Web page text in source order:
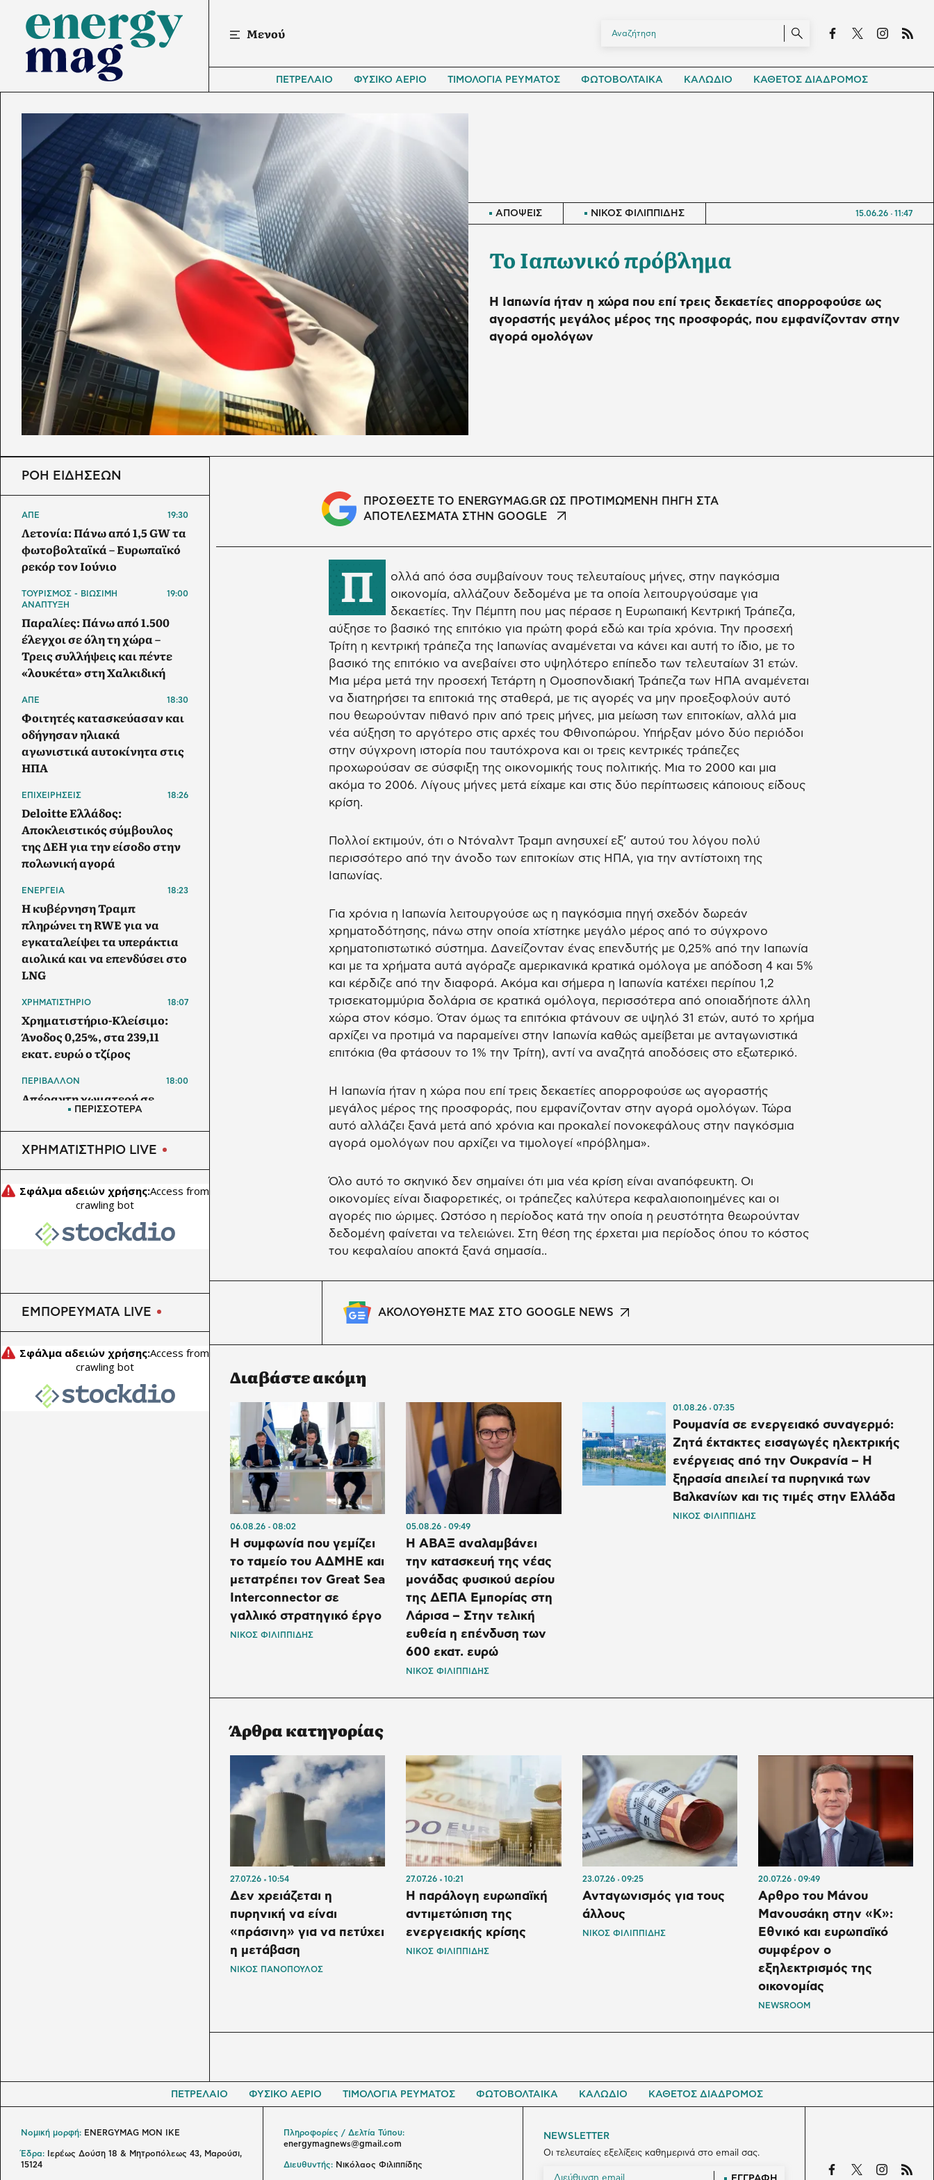
Μενού
ΠΕΤΡΕΛΑΙΟ ΦΥΣΙΚΟ ΑΕΡΙΟ ΤΙΜΟΛΟΓΙΑ ΡΕΥΜΑΤΟΣ ΦΩΤΟΒΟΛΤΑΙΚΑ ΚΑΛΩΔΙΟ ΚΑΘΕΤΟΣ ΔΙΑΔΡΟΜΟΣ
ΑΠΟΨΕΙΣ ΝΙΚΟΣ ΦΙΛΙΠΠΙΔΗΣ 15.06.26 11:47
Το Ιαπωνικό πρόβλημα
Η Ιαπωνία ήταν η χώρα που επί τρεις δεκαετίες απορροφούσε ως
αγοραστής μεγάλος μέρος της προσφοράς, που εμφανίζονταν στην
αγορά ομολόγων
ΠΡΟΣΘΕΣΤΕ ΤΟ ENERGYMAG.GR ΩΣ ΠΡΟΤΙΜΩΜΕΝΗ ΠΗΓΗ ΣΤΑ
ΑΠΟΤΕΛΕΣΜΑΤΑ ΣΤΗΝ GOOGLE
Π
ολλά από όσα συμβαίνουν τους τελευταίους μήνες, στην παγκόσμια
οικονομία, αλλάζουν δεδομένα με τα οποία λειτουργούσαμε για
δεκαετίες. Την Πέμπτη που μας πέρασε η Ευρωπαική Κεντρική Τράπεζα,
αύξησε το βασικό της επιτόκιο για πρώτη φορά εδώ και τρία χρόνια. Την προσεχή
Τρίτη η κεντρική τράπεζα της Ιαπωνίας αναμένεται να κάνει και αυτή το ίδιο, με το
βασικό της επιτόκιο να ανεβαίνει στο υψηλότερο επίπεδο των τελευταίων 31 ετών.
Μια μέρα μετά την προσεχή Τετάρτη η Ομοσπονδιακή Τράπεζα των ΗΠΑ αναμένεται
να διατηρήσει τα επιτοκιά της σταθερά, με τις αγορές να μην προεξοφλούν αυτό
που θεωρούνταν πιθανό πριν από τρεις μήνες, μια μείωση των επιτοκίων, αλλά μια
νέα αύξηση το αργότερο στις αρχές του Φθινοπώρου. Υπήρξαν μόνο δύο περιόδοι
στην σύγχρονη ιστορία που ταυτόχρονα και οι τρεις κεντρικές τράπεζες
προχωρούσαν σε σύσφιξη της οικονομικής τους πολιτικής. Μια το 2000 και μια
ακόμα το 2006. Λίγους μήνες μετά είχαμε και στις δύο περίπτωσεις κάποιους είδους
κρίση.
Πολλοί εκτιμούν, ότι ο Ντόναλντ Τραμπ ανησυχεί εξ’ αυτού του λόγου πολύ
περισσότερο από την άνοδο των επιτοκίων στις ΗΠΑ, για την αντίστοιχη της
Ιαπωνίας.
Για χρόνια η Ιαπωνία λειτουργούσε ως η παγκόσμια πηγή σχεδόν δωρεάν
χρηματοδότησης, πάνω στην οποία χτίστηκε μεγάλο μέρος από το σύγχρονο
χρηματοπιστωτικό σύστημα. Δανείζονταν ένας επενδυτής με 0,25% από την Ιαπωνία
και με τα χρήματα αυτά αγόραζε αμερικανικά κρατικά ομόλογα με απόδοση 4 και 5%
και κέρδιζε από την διαφορά. Ακόμα και σήμερα η Ιαπωνία κατέχει περίπου 1,2
τρισεκατομμύρια δολάρια σε κρατικά ομόλογα, περισσότερα από οποιαδήποτε άλλη
χώρα στον κόσμο. Όταν όμως τα επιτόκια φτάνουν σε υψηλό 31 ετών, αυτό το χρήμα
αρχίζει να προτιμά να παραμείνει στην Ιαπωνία καθώς αμείβεται με ανταγωνιστικά
επιτόκια (θα φτάσουν το 1% την Τρίτη), αντί να αναζητά αποδόσεις στο εξωτερικό.
Η Ιαπωνία ήταν η χώρα που επί τρεις δεκαετίες απορροφούσε ως αγοραστής
μεγάλος μέρος της προσφοράς, που εμφανίζονταν στην αγορά ομολόγων. Τώρα
αυτό αλλάζει ξανά μετά από χρόνια και προκαλεί πονοκεφάλους στην παγκόσμια
αγορά ομολόγων που αρχίζει να τιμολογεί «πρόβλημα».
Όλο αυτό το σκηνικό δεν σημαίνει ότι μια νέα κρίση είναι αναπόφευκτη. Οι
οικονομίες είναι διαφορετικές, οι τράπεζες καλύτερα κεφαλαιοποιημένες και οι
αγορές πιο ώριμες. Ωστόσο η περίοδος κατά την οποία η ρευστότητα θεωρούνταν
δεδομένη φαίνεται να τελειώνει. Στη θέση της έρχεται μια περίοδος όπου το κόστος
του κεφαλαίου αποκτά ξανά σημασία..
ΑΚΟΛΟΥΘΗΣΤΕ ΜΑΣ ΣΤΟ GOOGLE NEWS
Διαβάστε ακόμη
06.08.26 08:02
Η συμφωνία που γεμίζει
το ταμείο του ΑΔΜΗΕ και
μετατρέπει τον Great Sea
Interconnector σε
γαλλικό στρατηγικό έργο
ΝΙΚΟΣ ΦΙΛΙΠΠΙΔΗΣ
05.08.26 09:49
Η ΑΒΑΞ αναλαμβάνει
την κατασκευή της νέας
μονάδας φυσικού αερίου
της ΔΕΠΑ Εμπορίας στη
Λάρισα – Στην τελική
ευθεία η επένδυση των
600 εκατ. ευρώ
ΝΙΚΟΣ ΦΙΛΙΠΠΙΔΗΣ
01.08.26 07:35
Ρουμανία σε ενεργειακό συναγερμό:
Ζητά έκτακτες εισαγωγές ηλεκτρικής
ενέργειας από την Ουκρανία – Η
ξηρασία απειλεί τα πυρηνικά των
Βαλκανίων και τις τιμές στην Ελλάδα
ΝΙΚΟΣ ΦΙΛΙΠΠΙΔΗΣ
Άρθρα κατηγορίας
27.07.26 10:54
Δεν χρειάζεται η
πυρηνική να είναι
«πράσινη» για να πετύχει
η μετάβαση
ΝΙΚΟΣ ΠΑΝΟΠΟΥΛΟΣ
27.07.26 10:21
Η παράλογη ευρωπαϊκή
αντιμετώπιση της
ενεργειακής κρίσης
ΝΙΚΟΣ ΦΙΛΙΠΠΙΔΗΣ
23.07.26 09:25
Ανταγωνισμός για τους
άλλους
ΝΙΚΟΣ ΦΙΛΙΠΠΙΔΗΣ
20.07.26 09:49
Αρθρο του Μάνου
Μανουσάκη στην «Κ»:
Εθνικό και ευρωπαϊκό
συμφέρον ο
εξηλεκτρισμός της
οικονομίας
NEWSROOM
ΡΟΗ ΕΙΔΗΣΕΩΝ
ΑΠΕ 19:30
Λετονία: Πάνω από 1,5 GW τα
φωτοβολταϊκά – Ευρωπαϊκό
ρεκόρ τον Ιούνιο
ΤΟΥΡΙΣΜΟΣ - ΒΙΩΣΙΜΗ
ΑΝΑΠΤΥΞΗ
19:00
Παραλίες: Πάνω από 1.500
έλεγχοι σε όλη τη χώρα –
Τρεις συλλήψεις και πέντε
«λουκέτα» στη Χαλκιδική
ΑΠΕ 18:30
Φοιτητές κατασκεύασαν και
οδήγησαν ηλιακά
αγωνιστικά αυτοκίνητα στις
ΗΠΑ
ΕΠΙΧΕΙΡΗΣΕΙΣ 18:26
Deloitte Ελλάδος:
Αποκλειστικός σύμβουλος
της ΔΕΗ για την είσοδο στην
πολωνική αγορά
ΕΝΕΡΓΕΙΑ 18:23
Η κυβέρνηση Τραμπ
πληρώνει τη RWE για να
εγκαταλείψει τα υπεράκτια
αιολικά και να επενδύσει στο
LNG
ΧΡΗΜΑΤΙΣΤΗΡΙΟ 18:07
Χρηματιστήριο-Κλείσιμο:
Άνοδος 0,25%, στα 239,11
εκατ. ευρώ ο τζίρος
ΠΕΡΙΒΑΛΛΟΝ 18:00
Απέραντη χωματερή σε
περιοχή δίπλα στην Εγνατία
οδό μολύνει την κοίτη του
Γαλλικού ποταμού
Φίτζι: Ηλιακή ενέργεια και
μπαταρίες σε 31
απομακρυσμένα σχολεία με
αυστραλιανή
ΠΕΡΙΣΣΟΤΕΡΑ
ΧΡΗΜΑΤΙΣΤΗΡΙΟ LIVE
ΕΜΠΟΡΕΥΜΑΤΑ LIVE
ΠΕΤΡΕΛΑΙΟ ΦΥΣΙΚΟ ΑΕΡΙΟ ΤΙΜΟΛΟΓΙΑ ΡΕΥΜΑΤΟΣ ΦΩΤΟΒΟΛΤΑΙΚΑ ΚΑΛΩΔΙΟ ΚΑΘΕΤΟΣ ΔΙΑΔΡΟΜΟΣ
NEWSLETTER
Οι τελευταίες εξελίξεις καθημερινά στο email σας.
Νομική μορφή: ENERGYMAG MON IKE
Έδρα: Ιερέως Δούση 18 & Μητροπόλεως 43, Μαρούσι,
15124
Πληροφορίες / Δελτία Τύπου:
energymagnews@gmail.com
Διευθυντής: Νικόλαος Φιλιππίδης